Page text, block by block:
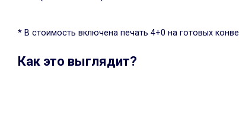
* В стоимость включена печать 4+0 на готовых
Как это выглядит?